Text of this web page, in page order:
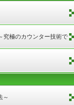
究極のカウンター技術で
～